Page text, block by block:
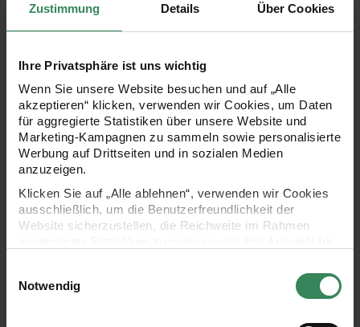
Zustimmung Details Über Cookies
Ihre Privatsphäre ist uns wichtig
Wenn Sie unsere Website besuchen und auf „Alle
akzeptieren“ klicken, verwenden wir Cookies, um Daten
für aggregierte Statistiken über unsere Website und
Marketing-Kampagnen zu sammeln sowie personalisierte
Werbung auf Drittseiten und in sozialen Medien
anzuzeigen.
Klicken Sie auf „Alle ablehnen“, verwenden wir Cookies
ausschließlich, um die Benutzerfreundlichkeit der
Website sicherzustellen, die Reichweite im Rahmen
Ihre Einwilligung ist freiwillig und kann jederzeit über den
Link „Cookie-Einstellungen“ im Fußbereich der Seite
Notwendig
kreieren einen coolen Look. Durch den Viskose-Anteil hat der
Single-Jersey einen superweichen Griff und weist einen ganz
leichten Glanz auf. Jersey ist sehr dehnbar und kann sich
dadurch problemlos jeder Form anpassen. Er ist
hautfreundlich und fällt weich, daher eignet er sich super für
bequeme Kleidung.
Farbe: rosa-neonpink